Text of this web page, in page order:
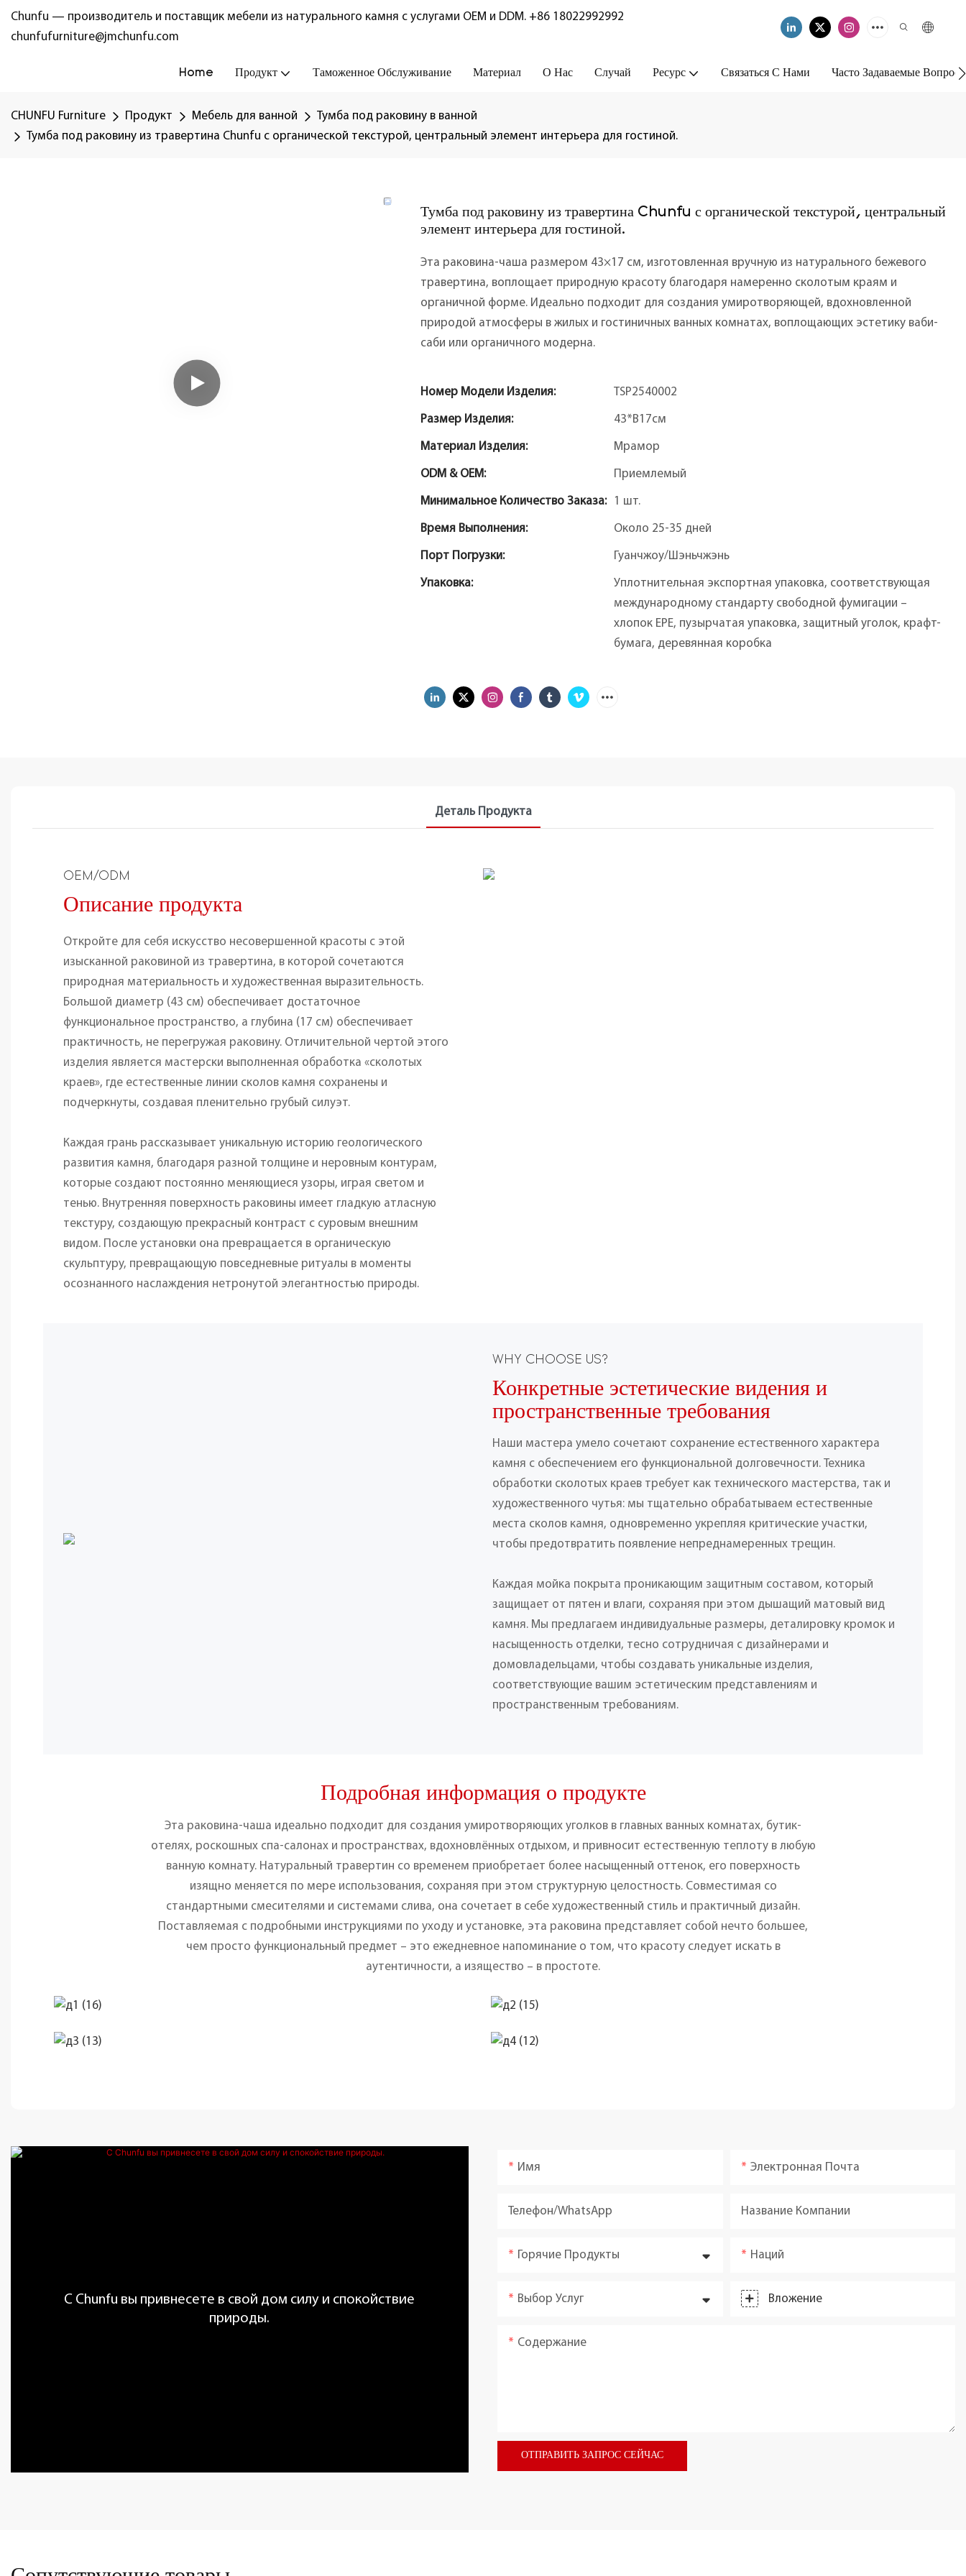
Chunfu — производитель и поставщик мебели из натурального камня с услугами OEM и DDM. +86 18022992992
chunfufurniture@jmchunfu.com
Home Продукт Таможенное Обслуживание Материал О Нас Случай Ресурс Связаться С Нами Часто Задаваемые
CHUNFU Furniture Продукт Мебель для ванной
Тумба под раковину в ванной
Тумба под раковину из травертина Chunfu с органической текстурой, центральный элемент интерьера для гостиной.
Тумба под раковину из травертина Chunfu с органической текстурой, центральный
элемент интерьера для гостиной.
Эта раковина-чаша размером 43×17 см, изготовленная вручную из натурального бежевого
травертина, воплощает природную красоту благодаря намеренно сколотым краям и
органичной форме. Идеально подходит для создания умиротворяющей, вдохновленной
природой атмосферы в жилых и гостиничных ванных комнатах, воплощающих эстетику ваби-
саби или органичного модерна.
Номер Модели Изделия: TSP2540002
Размер Изделия: 43*В17см
Материал Изделия: Мрамор
ODM & OEM: Приемлемый
Минимальное Количество Заказа: 1 шт.
Время Выполнения: Около 25-35 дней
Порт Погрузки: Гуанчжоу/Шэньчжэнь
Упаковка:
Уплотнительная экспортная упаковка, соответствующая
международному стандарту свободной фумигации –
хлопок EPE, пузырчатая упаковка, защитный уголок, крафт-
бумага, деревянная коробка
Деталь Продукта
OEM/ODM
Описание продукта
Откройте для себя искусство несовершенной красоты с этой
изысканной раковиной из травертина, в которой сочетаются
природная материальность и художественная выразительность.
Большой диаметр (43 см) обеспечивает достаточное
функциональное пространство, а глубина (17 см) обеспечивает
практичность, не перегружая раковину. Отличительной чертой этого
изделия является мастерски выполненная обработка «сколотых
краев», где естественные линии сколов камня сохранены и
подчеркнуты, создавая пленительно грубый силуэт.
Каждая грань рассказывает уникальную историю геологического
развития камня, благодаря разной толщине и неровным контурам,
которые создают постоянно меняющиеся узоры, играя светом и
тенью. Внутренняя поверхность раковины имеет гладкую атласную
текстуру, создающую прекрасный контраст с суровым внешним
видом. После установки она превращается в органическую
скульптуру, превращающую повседневные ритуалы в моменты
осознанного наслаждения нетронутой элегантностью природы.
WHY CHOOSE US?
Конкретные эстетические видения и
пространственные требования
Наши мастера умело сочетают сохранение естественного характера
камня с обеспечением его функциональной долговечности. Техника
обработки сколотых краев требует как технического мастерства, так и
художественного чутья: мы тщательно обрабатываем естественные
места сколов камня, одновременно укрепляя критические участки,
чтобы предотвратить появление непреднамеренных трещин.
Каждая мойка покрыта проникающим защитным составом, который
защищает от пятен и влаги, сохраняя при этом дышащий матовый вид
камня. Мы предлагаем индивидуальные размеры, деталировку кромок и
насыщенность отделки, тесно сотрудничая с дизайнерами и
домовладельцами, чтобы создавать уникальные изделия,
соответствующие вашим эстетическим представлениям и
пространственным требованиям.
Подробная информация о продукте
Эта раковина-чаша идеально подходит для создания умиротворяющих уголков в главных ванных комнатах, бутик-
отелях, роскошных спа-салонах и пространствах, вдохновлённых отдыхом, и привносит естественную теплоту в любую
ванную комнату. Натуральный травертин со временем приобретает более насыщенный оттенок, его поверхность
изящно меняется по мере использования, сохраняя при этом структурную целостность. Совместимая со
стандартными смесителями и системами слива, она сочетает в себе художественный стиль и практичный дизайн.
Поставляемая с подробными инструкциями по уходу и установке, эта раковина представляет собой нечто большее,
чем просто функциональный предмет – это ежедневное напоминание о том, что красоту следует искать в
аутентичности, а изящество – в простоте.
С Chunfu вы привнесете в свой дом силу и спокойствие
природы.
Имя Электронная Почта
Телефон/WhatsApp Название Компании
Горячие Продукты Наций
Выбор Услуг Вложение
Содержание
ОТПРАВИТЬ ЗАПРОС СЕЙЧАС